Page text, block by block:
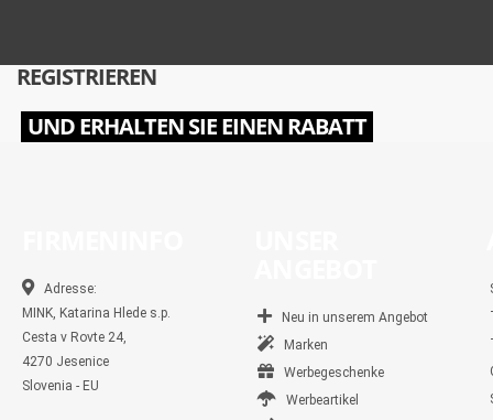
REGISTRIEREN
UND ERHALTEN SIE EINEN RABATT
Adresse:
MINK, Katarina Hlede s.p.
Cesta v Rovte 24,
4270 Jesenice
Slovenia - EU
Neu in unserem Angebot
Marken
Werbegeschenke
Werbeartikel